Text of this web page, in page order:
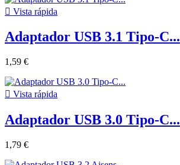
 Vista rápida
Adaptador USB 3.1 Tipo-C...
1,59 €
 Vista rápida
Adaptador USB 3.0 Tipo-C...
1,79 €